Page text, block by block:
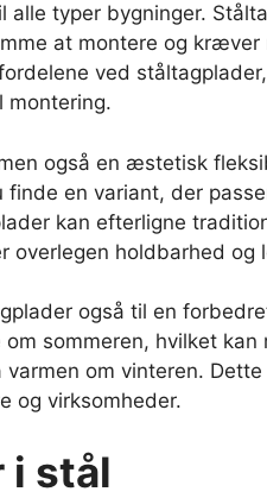
typer bygninger.
at montere og kræver
ved
montering.
også en æstetisk
en variant, der
kan efterligne
overlegen holdbarhed og
også til en
sommeren, hvilket kan
om vinteren.
og virksomheder.
i stål